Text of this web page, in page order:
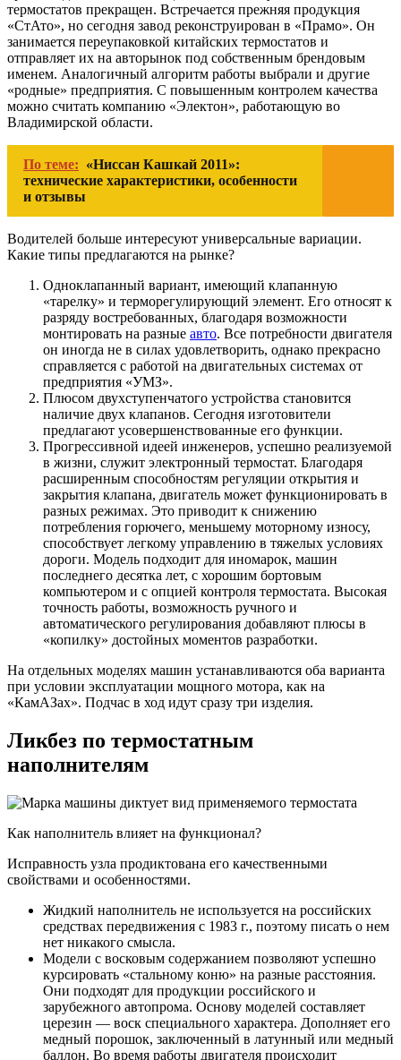
термостатов прекращен. Встречается прежняя продукция
«СтАто», но сегодня завод реконструирован в «Прамо». Он
занимается переупаковкой китайских термостатов и
отправляет их на авторынок под собственным брендовым
именем. Аналогичный алгоритм работы выбрали и другие
«родные» предприятия. С повышенным контролем качества
можно считать компанию «Электон», работающую во
Владимирской области.
По теме: «Ниссан Кашкай 2011»:
технические характеристики, особенности
и отзывы
Водителей больше интересуют универсальные вариации.
Какие типы предлагаются на рынке?
Одноклапанный вариант, имеющий клапанную
«тарелку» и терморегулирующий элемент. Его относят к
разряду востребованных, благодаря возможности
монтировать на разные авто. Все потребности двигателя
он иногда не в силах удовлетворить, однако прекрасно
справляется с работой на двигательных системах от
предприятия «УМЗ».
Плюсом двухступенчатого устройства становится
наличие двух клапанов. Сегодня изготовители
предлагают усовершенствованные его функции.
Прогрессивной идеей инженеров, успешно реализуемой
в жизни, служит электронный термостат. Благодаря
расширенным способностям регуляции открытия и
закрытия клапана, двигатель может функционировать в
разных режимах. Это приводит к снижению
потребления горючего, меньшему моторному износу,
способствует легкому управлению в тяжелых условиях
дороги. Модель подходит для иномарок, машин
последнего десятка лет, с хорошим бортовым
компьютером и с опцией контроля термостата. Высокая
точность работы, возможность ручного и
автоматического регулирования добавляют плюсы в
«копилку» достойных моментов разработки.
На отдельных моделях машин устанавливаются оба варианта
при условии эксплуатации мощного мотора, как на
«КамАЗах». Подчас в ход идут сразу три изделия.
Ликбез по термостатным
наполнителям
Как наполнитель влияет на функционал?
Исправность узла продиктована его качественными
свойствами и особенностями.
Жидкий наполнитель не используется на российских
средствах передвижения с 1983 г., поэтому писать о нем
нет никакого смысла.
Модели с восковым содержанием позволяют успешно
курсировать «стальному коню» на разные расстояния.
Они подходят для продукции российского и
зарубежного автопрома. Основу моделей составляет
церезин — воск специального характера. Дополняет его
медный порошок, заключенный в латунный или медный
баллон. Во время работы двигателя происходит